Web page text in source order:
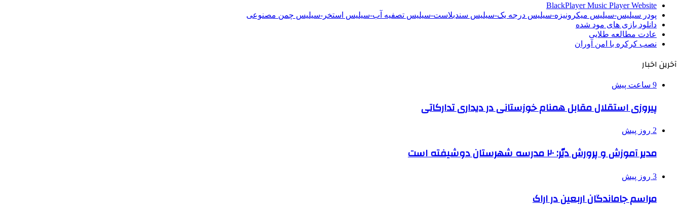
BlackPlayer Music Player Website
پودر سیلیس-سیلیس میکرونیزه-سیلیس درجه یک-سیلیس سندبلاست-سیلیس تصفیه آب-سیلیس استخر-سیلیس چمن مصنوعی
دانلود بازی های مود شده
عادت مطالعه طلایی
نصب کرکره با امن آوران
آخرین اخبار
9 ساعت پیش
پیروزی استقلال مقابل همنام خوزستانی در دیداری تدارکاتی
2 روز پیش
مدیر آموزش و پرورش دیّر: ۲۰ مدرسه شهرستان دوشیفته است
3 روز پیش
مراسم جاماندگان اربعین در اراک